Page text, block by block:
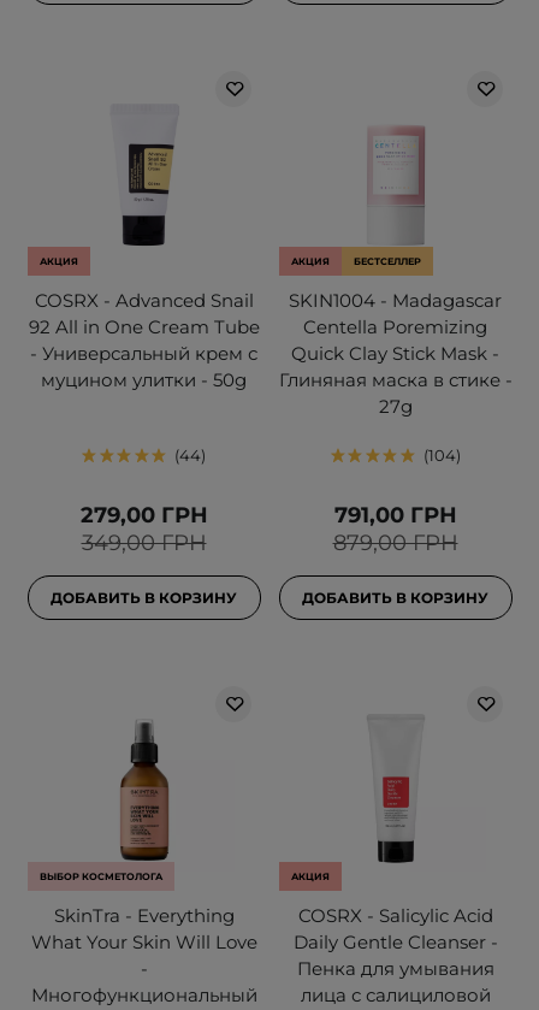
АКЦИЯ
COSRX - Advanced Snail
92 All in One Cream Tube
- Универсальный крем с
муцином улитки - 50g
44
349,00 ГРН
279,00 ГРН
ДОБАВИТЬ В КОРЗИНУ
АКЦИЯ БЕСТСЕЛЛЕР
SKIN1004 - Madagascar
Centella Poremizing
Quick Clay Stick Mask -
Глиняная маска в стике -
27g
104
879,00 ГРН
791,00 ГРН
ДОБАВИТЬ В КОРЗИНУ
ВЫБОР КОСМЕТОЛОГА
SkinTra - Everything
What Your Skin Will Love
-
Многофункциональный
АКЦИЯ
COSRX - Salicylic Acid
Daily Gentle Cleanser -
Пенка для умывания
лица с салициловой